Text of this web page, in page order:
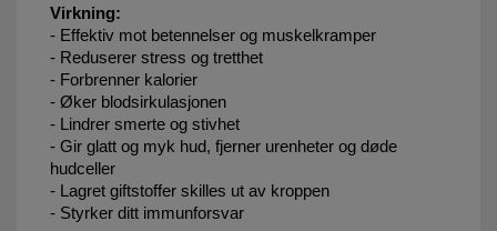
Virkning:
- Effektiv mot betennelser og muskelkramper
- Reduserer stress og tretthet
- Forbrenner kalorier
- Øker blodsirkulasjonen
- Lindrer smerte og stivhet
- Gir glatt og myk hud, fjerner urenheter og døde
hudceller
- Lagret giftstoffer skilles ut av kroppen
- Styrker ditt immunforsvar